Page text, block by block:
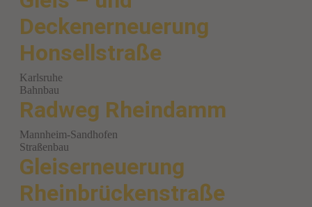
Deckenerneuerung
Honsellstraße
Karlsruhe
Bahnbau
Radweg Rheindamm
Mannheim-Sandhofen
Straßenbau
Gleiserneuerung
Rheinbrückenstraße